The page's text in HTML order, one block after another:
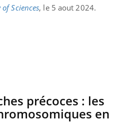
Sciences, le 5 aout 2024.
précoces : les
en